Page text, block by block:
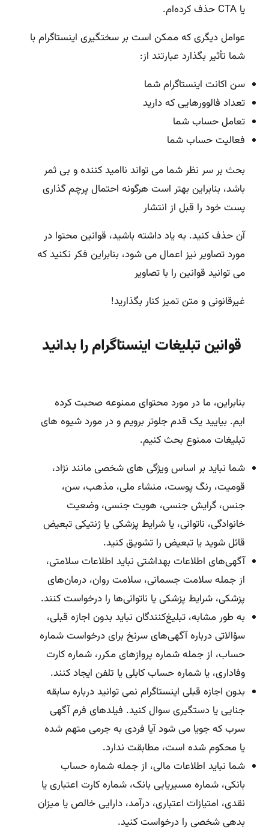
یا CTA حذف کرده‌ام.
عوامل دیگری که ممکن است بر سختگیری اینستاگرام با
شما تأثیر بگذارد عبارتند از:
سن اکانت اینستاگرام شما
تعداد فالوورهایی که دارید
تعامل حساب شما
فعالیت حساب شما
بحث بر سر نظر شما می تواند ناامید کننده و بی ثمر
باشد، بنابراین بهتر است هرگونه احتمال پرچم گذاری
پست خود را قبل از انتشار
آن حذف کنید. به یاد داشته باشید، قوانین محتوا در
مورد تصاویر نیز اعمال می شود، بنابراین فکر نکنید که
می توانید قوانین را با تصاویر
غیرقانونی و متن تمیز کنار بگذارید!
قوانین تبلیغات اینستاگرام را بدانید
بنابراین، ما در مورد محتوای ممنوعه صحبت کرده
ایم. بیایید یک قدم جلوتر برویم و در مورد شیوه های
تبلیغات ممنوع بحث کنیم.
شما نباید بر اساس ویژگی های شخصی مانند نژاد،
قومیت، رنگ پوست، منشاء ملی، مذهب، سن،
جنس، گرایش جنسی، هویت جنسی، وضعیت
خانوادگی، ناتوانی، یا شرایط پزشکی یا ژنتیکی تبعیض
قائل شوید یا تبعیض را تشویق کنید.
آگهی‌های اطلاعات بهداشتی نباید اطلاعات سلامتی،
از جمله سلامت جسمانی، سلامت روان، درمان‌های
پزشکی، شرایط پزشکی یا ناتوانی‌ها را درخواست کنند.
به طور مشابه، تبلیغ‌کنندگان نباید بدون اجازه قبلی،
سؤالاتی درباره آگهی‌های سرنخ برای درخواست شماره
حساب، از جمله شماره پروازهای مکرر، شماره کارت
وفاداری، یا شماره حساب کابلی یا تلفن ایجاد کنند.
بدون اجازه قبلی اینستاگرام نمی توانید درباره سابقه
جنایی یا دستگیری سوال کنید. فیلدهای فرم آگهی
سرب که جویا می شود آیا فردی به جرمی متهم شده
یا محکوم شده است، مطابقت ندارد.
شما نباید اطلاعات مالی، از جمله شماره حساب
بانکی، شماره مسیریابی بانک، شماره کارت اعتباری یا
نقدی، امتیازات اعتباری، درآمد، دارایی خالص یا میزان
بدهی شخصی را درخواست کنید.